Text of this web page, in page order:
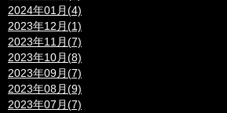
2024年01月(4)
2023年12月(1)
2023年11月(7)
2023年10月(8)
2023年09月(7)
2023年08月(9)
2023年07月(7)